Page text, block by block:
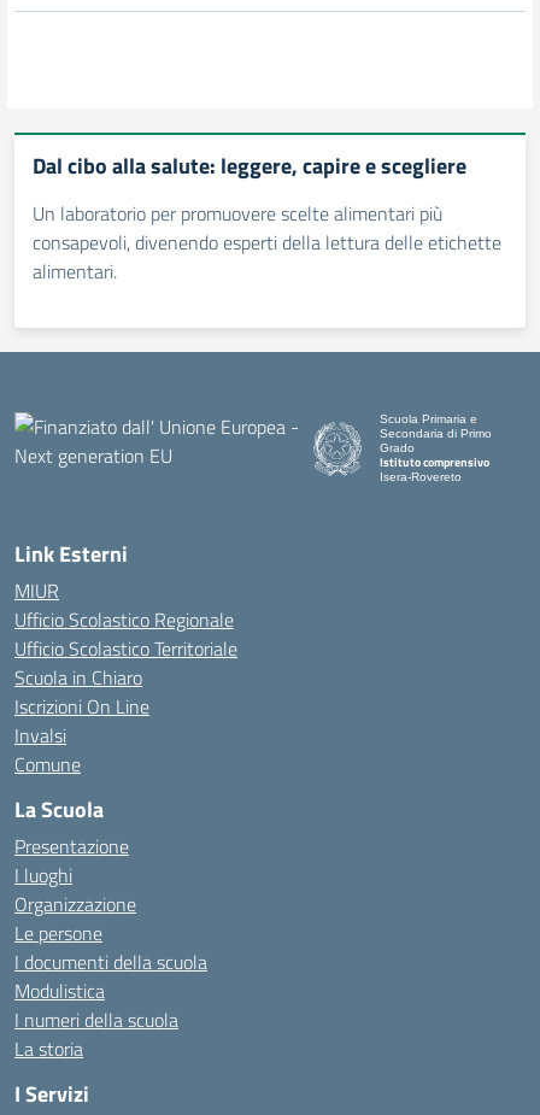
Dal cibo alla salute: leggere, capire e scegliere
Un laboratorio per promuovere scelte alimentari più
consapevoli, divenendo esperti della lettura delle etichette
alimentari.
Scuola Primaria e
Secondaria di Primo
Grado
Istituto comprensivo
Isera-Rovereto
Link Esterni
MIUR
Ufficio Scolastico Regionale
Ufficio Scolastico Territoriale
Scuola in Chiaro
Iscrizioni On Line
Invalsi
Comune
La Scuola
Presentazione
I luoghi
Organizzazione
Le persone
I documenti della scuola
Modulistica
I numeri della scuola
La storia
I Servizi